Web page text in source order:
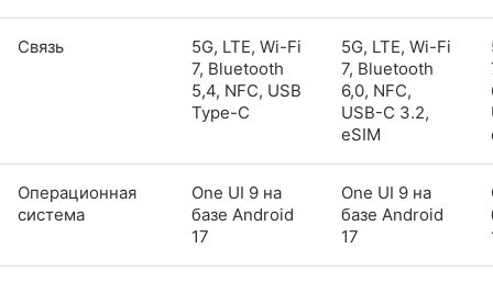
Связь
5G, LTE, Wi-Fi
7, Bluetooth
5,4, NFC, USB
Type-C
5G, LTE, Wi-Fi
7, Bluetooth
6,0, NFC,
USB-C 3.2,
eSIM
Операционная
система
One UI 9 на
базе Android
17
One UI 9 на
базе Android
17